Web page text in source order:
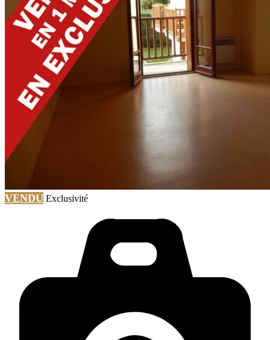
VENDU Exclusivité